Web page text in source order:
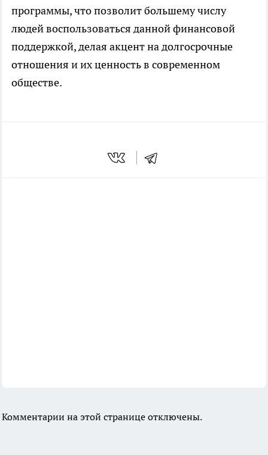
программы, что позволит большему числу
людей воспользоваться данной финансовой
поддержкой, делая акцент на долгосрочные
отношения и их ценность в современном
обществе.
Комментарии на этой странице отключены.